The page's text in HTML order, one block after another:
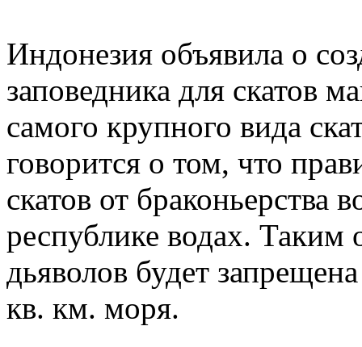
Индонезия объявила о
заповедника для скатов
самого крупного вида
говорится о том, что
скатов от браконьерства
республике водах. Таким
дьяволов будет
кв. км. моря.